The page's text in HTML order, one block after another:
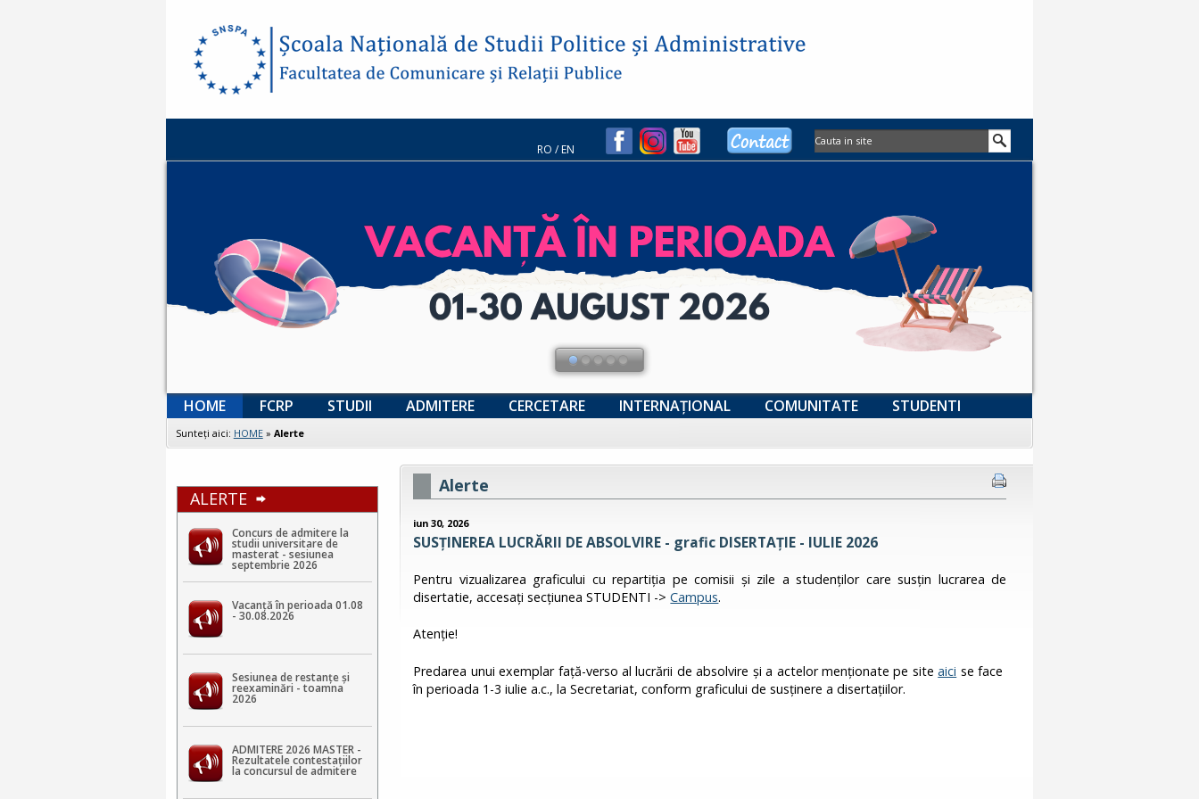
RO /EN
HOME FCRP STUDII ADMITERE CERCETARE INTERNAȚIONAL COMUNITATE STUDENTI
Sunteţi aici: HOME» Alerte
ALERTE
Concurs de admitere la
studii universitare de
masterat - sesiunea
septembrie 2026
Vacanță în perioada 01.08
- 30.08.2026
Sesiunea de restanțe și
reexaminări - toamna
2026
ADMITERE 2026 MASTER -
Rezultatele contestaţiilor
la concursul de admitere
Alerte
iun 30, 2026
SUSȚINEREA LUCRĂRII DE ABSOLVIRE - grafic DISERTAŢIE - IULIE 2026
Pentru vizualizarea graficului cu repartiţia pe comisii şi zile a studenţilor care susţin lucrarea de
disertatie, accesați secțiunea STUDENTI ->Campus.
Atenţie!
Predarea unui exemplar faţă-verso al lucrării de absolvire şi a actelor menţionate pe siteaici se face
în perioada 1-3 iulie a.c., la Secretariat, conform graficului de susţinere a disertaţiilor.